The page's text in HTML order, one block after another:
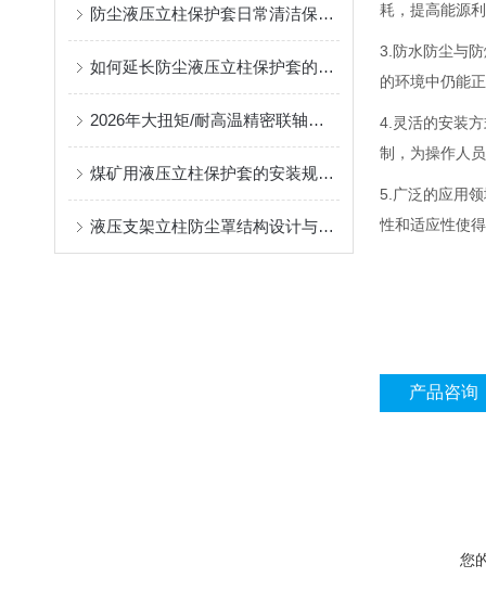
防尘液压立柱保护套日常清洁保养与更换规范
如何延长防尘液压立柱保护套的使用寿命？
2026年大扭矩/耐高温精密联轴器定制找哪家？能实现精准定制的优质厂家盘点
煤矿用液压立柱保护套的安装规范与使用寿命提升方案
液压支架立柱防尘罩结构设计与密封防护原理
耗，提高能源
3.防水防尘与
的环境中仍能
4.灵活的安装
制，为操作人
5.广泛的应用
性和适应性使
产品咨询
您